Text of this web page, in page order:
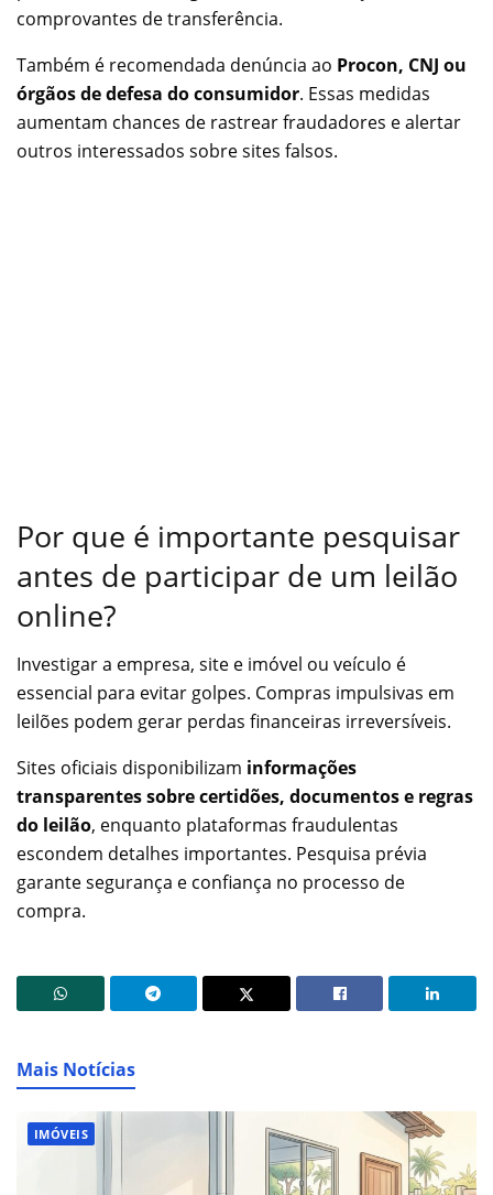
comprovantes de transferência.
Também é recomendada denúncia ao Procon, CNJ ou
órgãos de defesa do consumidor. Essas medidas
aumentam chances de rastrear fraudadores e alertar
outros interessados sobre sites falsos.
Por que é importante pesquisar
antes de participar de um leilão
online?
Investigar a empresa, site e imóvel ou veículo é
essencial para evitar golpes. Compras impulsivas em
leilões podem gerar perdas financeiras irreversíveis.
Sites oficiais disponibilizam informações
transparentes sobre certidões, documentos e regras
do leilão, enquanto plataformas fraudulentas
escondem detalhes importantes. Pesquisa prévia
garante segurança e confiança no processo de
compra.
Mais Notícias
IMÓVEIS